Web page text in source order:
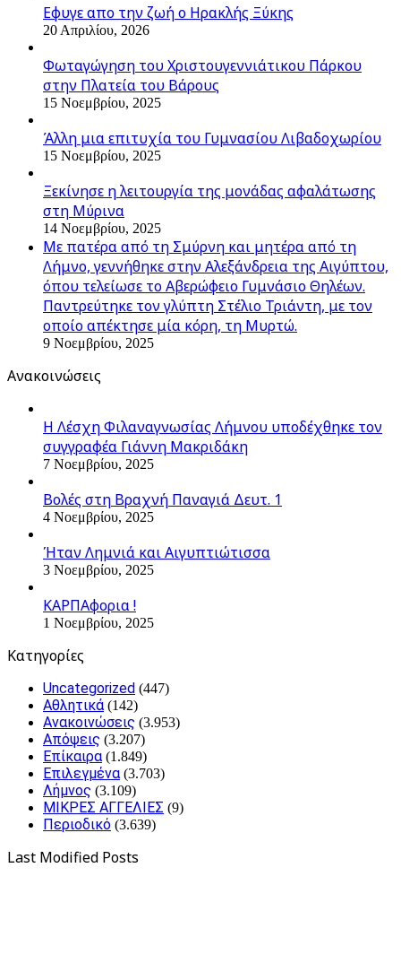
Εφυγε απο την ζωή o Ηρακλής Ξύκης
20 Απριλίου, 2026
Φωταγώγηση του Χριστουγεννιάτικου Πάρκου
στην Πλατεία του Βάρους
15 Νοεμβρίου, 2025
Άλλη μια επιτυχία του Γυμνασίου Λιβαδοχωρίου
15 Νοεμβρίου, 2025
Ξεκίνησε η λειτουργία της μονάδας αφαλάτωσης
στη Μύρινα
14 Νοεμβρίου, 2025
Με πατέρα από τη Σμύρνη και μητέρα από τη
Λήμνο, γεννήθηκε στην Αλεξάνδρεια της Αιγύπτου,
όπου τελείωσε το Αβερώφειο Γυμνάσιο Θηλέων.
Παντρεύτηκε τον γλύπτη Στέλιο Τριάντη, με τον
οποίο απέκτησε μία κόρη, τη Μυρτώ.
9 Νοεμβρίου, 2025
Ανακοινώσεις
Η Λέσχη Φιλαναγνωσίας Λήμνου υποδέχθηκε τον
συγγραφέα Γιάννη Μακριδάκη
7 Νοεμβρίου, 2025
Βολές στη Βραχνή Παναγιά Δευτ. 1
4 Νοεμβρίου, 2025
Ήταν Λημνιά και Αιγυπτιώτισσα
3 Νοεμβρίου, 2025
ΚΑΡΠΑφορια !
1 Νοεμβρίου, 2025
Kατηγορίες
Uncategorized (447)
Αθλητικά (142)
Ανακοινώσεις (3.953)
Απόψεις (3.207)
Επίκαιρα (1.849)
Επιλεγμένα (3.703)
Λήμνος (3.109)
ΜΙΚΡΕΣ ΑΓΓΕΛΙΕΣ (9)
Περιοδικό (3.639)
Last Modified Posts